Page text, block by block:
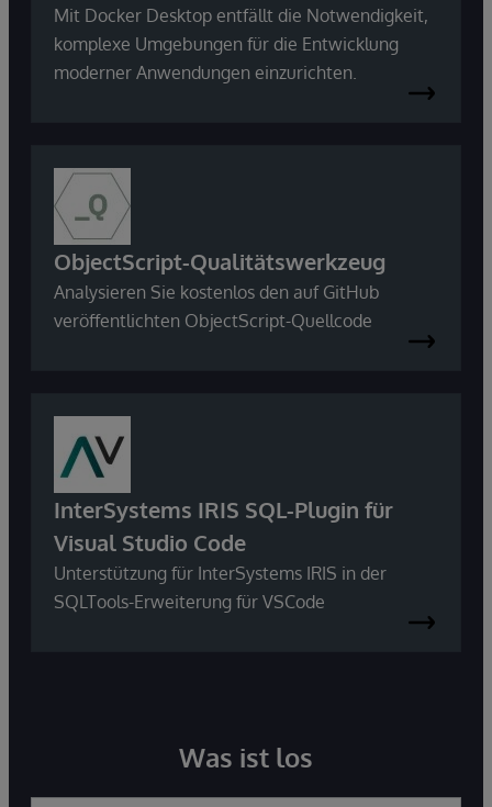
Mit Docker Desktop entfällt die Notwendigkeit,
komplexe Umgebungen für die Entwicklung
moderner Anwendungen einzurichten.
ObjectScript-Qualitätswerkzeug
Analysieren Sie kostenlos den auf GitHub
veröffentlichten ObjectScript-Quellcode
InterSystems IRIS SQL-Plugin für
Visual Studio Code
Unterstützung für InterSystems IRIS in der
SQLTools-Erweiterung für VSCode
Was ist los